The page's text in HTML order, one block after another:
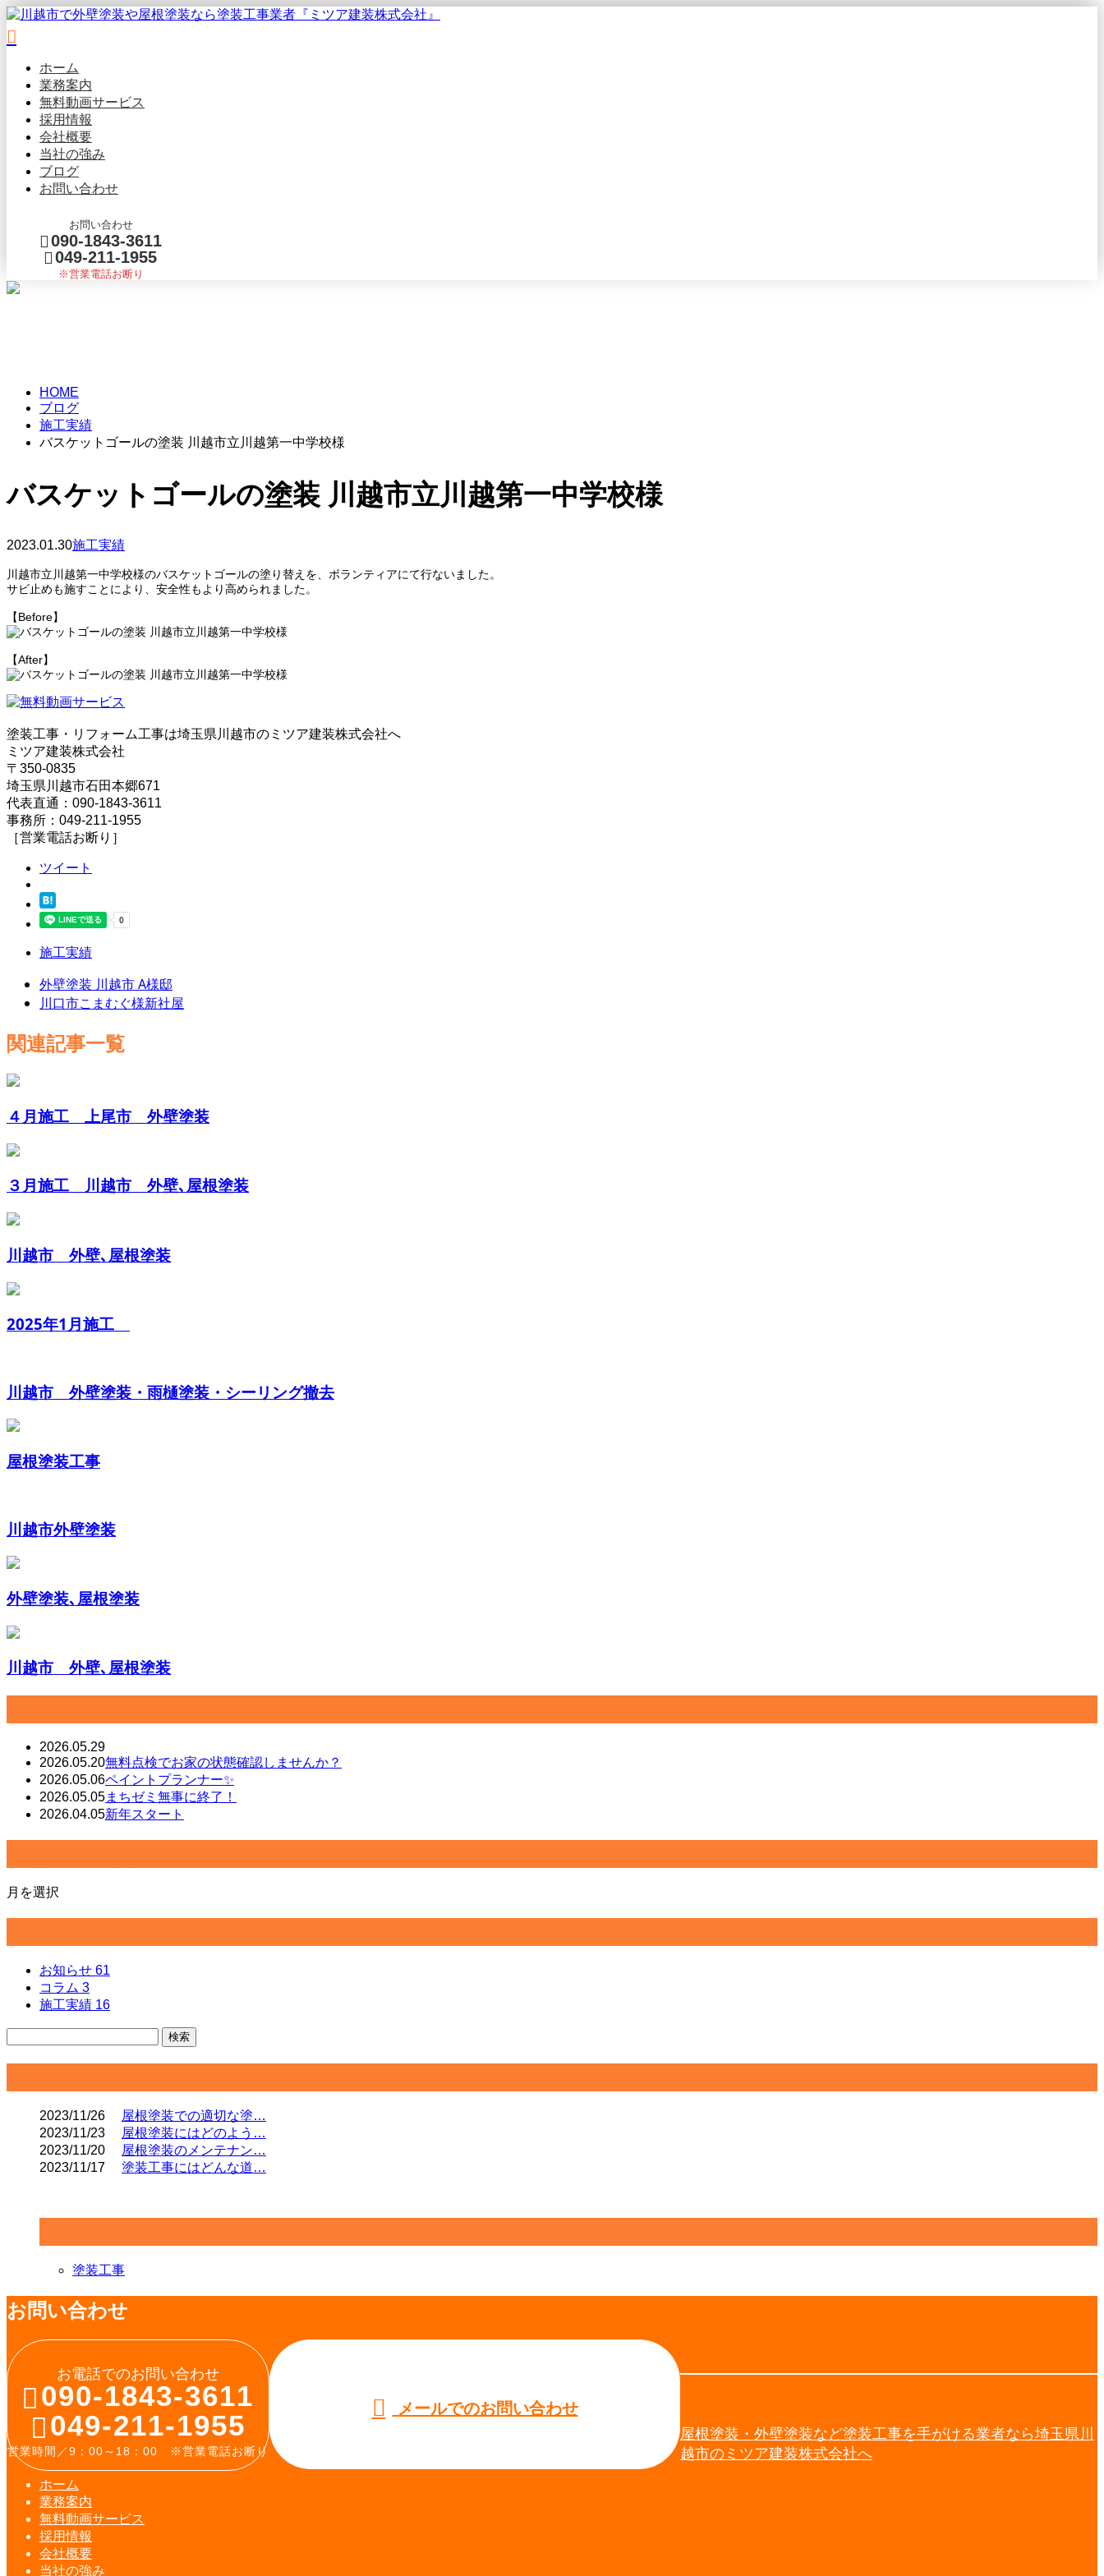
ホーム
業務案内
無料動画サービス
採用情報
会社概要
当社の強み
ブログ
お問い合わせ
お問い合わせ
090-1843-3611
049-211-1955
※営業電話お断り
HOME
ブログ
施工実績
バスケットゴールの塗装 川越市立川越第一中学校様
バスケットゴールの塗装 川越市立川越第一中学校様
2023.01.30施工実績
川越市立川越第一中学校様のバスケットゴールの塗り替えを、ボランティアにて行ないました。
サビ止めも施すことにより、安全性もより高められました。
【Before】
【After】
塗装工事・リフォーム工事は埼玉県川越市のミツア建装株式会社へ
ミツア建装株式会社
〒350-0835
埼玉県川越市石田本郷671
代表直通：090-1843-3611
事務所：049-211-1955
［営業電話お断り］
ツイート
施工実績
外壁塗装 川越市 A様邸
川口市こまむぐ様新社屋
関連記事一覧
４月施工 上尾市 外壁塗装
３月施工 川越市 外壁､屋根塗装
川越市 外壁､屋根塗装
2025年1月施工
川越市 外壁塗装・雨樋塗装・シーリング撤去
屋根塗装工事
川越市外壁塗装
外壁塗装､屋根塗装
川越市 外壁､屋根塗装
2026.05.29
2026.05.20無料点検でお家の状態確認しませんか？
2026.05.06ペイントプランナー✨
2026.05.05まちゼミ無事に終了！
2026.04.05新年スタート
月を選択
お知らせ 61
コラム 3
施工実績 16
2023/11/26
屋根塗装での適切な塗…
2023/11/23
屋根塗装にはどのよう…
2023/11/20
屋根塗装のメンテナン…
2023/11/17
塗装工事にはどんな道…
塗装工事
お問い合わせ
お電話でのお問い合わせ
090-1843-3611
049-211-1955
営業時間／9：00～18：00 ※営業電話お断り
メールでのお問い合わせ
屋根塗装・外壁塗装など塗装工事を手がける業者なら埼玉県川
越市のミツア建装株式会社へ
ホーム
業務案内
無料動画サービス
採用情報
会社概要
当社の強み